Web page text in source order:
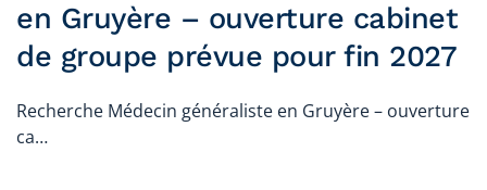
en Gruyère – ouverture cabinet
de groupe prévue pour fin 2027
Recherche Médecin généraliste en Gruyère – ouverture
ca…